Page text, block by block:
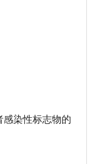
感染性标志物的